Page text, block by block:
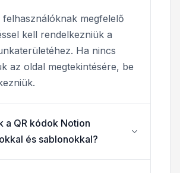
felhasználóknak megfelelő
kell rendelkezniük a
Ha nincs
az oldal megtekintésére, be
a QR kódok Notion
és sablonokkal?